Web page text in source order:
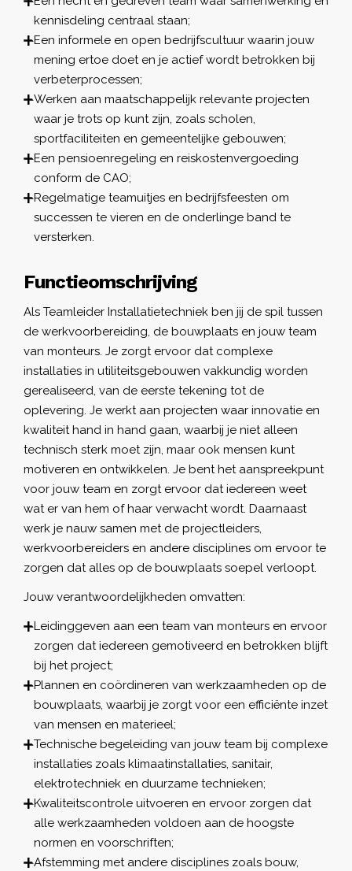
kennisdeling centraal staan;
Een informele en open bedrijfscultuur waarin jouw
mening ertoe doet en je actief wordt betrokken bij
verbeterprocessen;
Werken aan maatschappelijk relevante projecten
waar je trots op kunt zijn, zoals scholen,
sportfaciliteiten en gemeentelijke gebouwen;
Een pensioenregeling en reiskostenvergoeding
conform de CAO;
Regelmatige teamuitjes en bedrijfsfeesten om
successen te vieren en de onderlinge band te
versterken.
Functieomschrijving
Als Teamleider Installatietechniek ben jij de spil tussen
de werkvoorbereiding, de bouwplaats en jouw team
van monteurs. Je zorgt ervoor dat complexe
installaties in utiliteitsgebouwen vakkundig worden
gerealiseerd, van de eerste tekening tot de
oplevering. Je werkt aan projecten waar innovatie en
kwaliteit hand in hand gaan, waarbij je niet alleen
technisch sterk moet zijn, maar ook mensen kunt
motiveren en ontwikkelen. Je bent het aanspreekpunt
voor jouw team en zorgt ervoor dat iedereen weet
wat er van hem of haar verwacht wordt. Daarnaast
werk je nauw samen met de projectleiders,
werkvoorbereiders en andere disciplines om ervoor te
zorgen dat alles op de bouwplaats soepel verloopt.
Jouw verantwoordelijkheden omvatten:
Leidinggeven aan een team van monteurs en ervoor
zorgen dat iedereen gemotiveerd en betrokken blijft
bij het project;
Plannen en coördineren van werkzaamheden op de
bouwplaats, waarbij je zorgt voor een efficiënte inzet
van mensen en materieel;
Technische begeleiding van jouw team bij complexe
installaties zoals klimaatinstallaties, sanitair,
elektrotechniek en duurzame technieken;
Kwaliteitscontrole uitvoeren en ervoor zorgen dat
alle werkzaamheden voldoen aan de hoogste
normen en voorschriften;
Afstemming met andere disciplines zoals bouw,